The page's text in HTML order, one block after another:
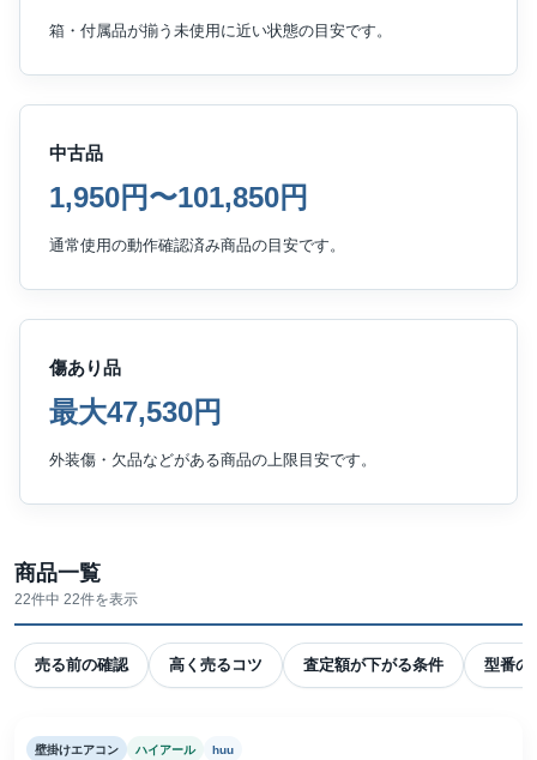
箱・付属品が揃う未使用に近い状態の目安です。
中古品
1,950円〜101,850円
通常使用の動作確認済み商品の目安です。
傷あり品
最大47,530円
外装傷・欠品などがある商品の上限目安です。
商品一覧
22件中 22件を表示
売る前の確認 高く売るコツ 査定額が下がる条件 型番の
壁掛けエアコン ハイアール huu